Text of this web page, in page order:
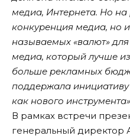
медиа, Интернета. Но на
конкуренция медиа, но
называемых «валют»
медиа, который лучше
больше рекламных
поддержала
как нового
В рамках встречи
генеральный